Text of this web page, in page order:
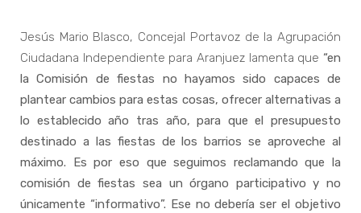
Jesús Mario Blasco, Concejal Portavoz de la Agrupación
Ciudadana Independiente para Aranjuez lamenta que “en
la Comisión de fiestas no hayamos sido capaces de
plantear cambios para estas cosas, ofrecer alternativas a
lo establecido año tras año, para que el presupuesto
destinado a las fiestas de los barrios se aproveche al
máximo. Es por eso que seguimos reclamando que la
comisión de fiestas sea un órgano participativo y no
únicamente “informativo”. Ese no debería ser el objetivo